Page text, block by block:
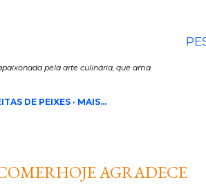
pela arte culinária, que ama
DE PEIXES MAIS…
AGRADECE